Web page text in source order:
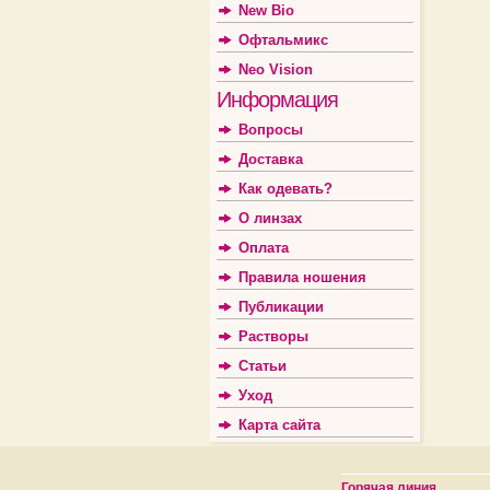
New Bio
Офтальмикс
Neo Vision
Информация
Вопросы
Доставка
Как одевать?
О линзах
Оплата
Правила ношения
Публикации
Растворы
Статьи
Уход
Карта сайта